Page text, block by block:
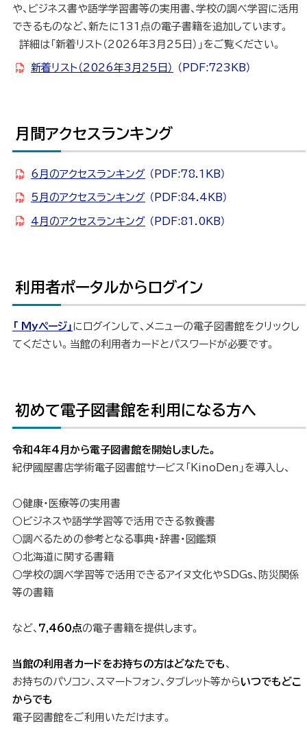
や、ビジネス書や語学学習書等の実用書、学校の調べ学習に活用
できるものなど、新たに131点の電子書籍を追加しています。
詳細は「新着リスト（2026年3月25日）」をご覧ください。
新着リスト（2026年3月25日） （PDF:723KB）
ト
ッ
プ
戻
る
月間アクセスランキング
6月のアクセスランキング （PDF:78.1KB）
5月のアクセスランキング （PDF:84.4KB）
4月のアクセスランキング （PDF:81.0KB）
ト
ッ
プ
に
利用者ポータルからログイン
「 Myページ」 にログインして、メニューの電子図書館をクリックし
てください。当館の利用者カードとパスワードが必要です。
ト
ッ
プ
に
る
初めて電子図書館を利用になる方へ
令和4年4月から電子図書館を開始しました。
紀伊國屋書店学術電子図書館サービス「KinoDen」を導入し、
○健康・医療等の実用書
○ビジネスや語学学習等で活用できる教養書
○調べるための参考となる事典・辞書・図鑑類
○北海道に関する書籍
○学校の調べ学習等で活用できるアイヌ文化やSDGs、防災関係
等の書籍
など、 7,460点の電子書籍を提供します。
当館の利用者カードをお持ちの方はどなたでも 、
お持ちのパソコン、スマートフォン、タブレット等から いつでもどこ
からでも
電子図書館をご利用いただけます。